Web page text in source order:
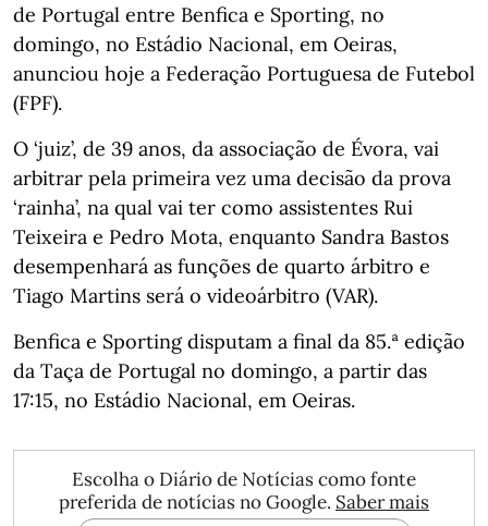
de Portugal entre Benfica e Sporting, no
domingo, no Estádio Nacional, em Oeiras,
anunciou hoje a Federação Portuguesa de Futebol
(FPF).
O ‘juiz’, de 39 anos, da associação de Évora, vai
arbitrar pela primeira vez uma decisão da prova
‘rainha’, na qual vai ter como assistentes Rui
Teixeira e Pedro Mota, enquanto Sandra Bastos
desempenhará as funções de quarto árbitro e
Tiago Martins será o videoárbitro (VAR).
Benfica e Sporting disputam a final da 85.ª edição
da Taça de Portugal no domingo, a partir das
17:15, no Estádio Nacional, em Oeiras.
Escolha o Diário de Notícias como fonte
preferida de notícias no Google. Saber mais